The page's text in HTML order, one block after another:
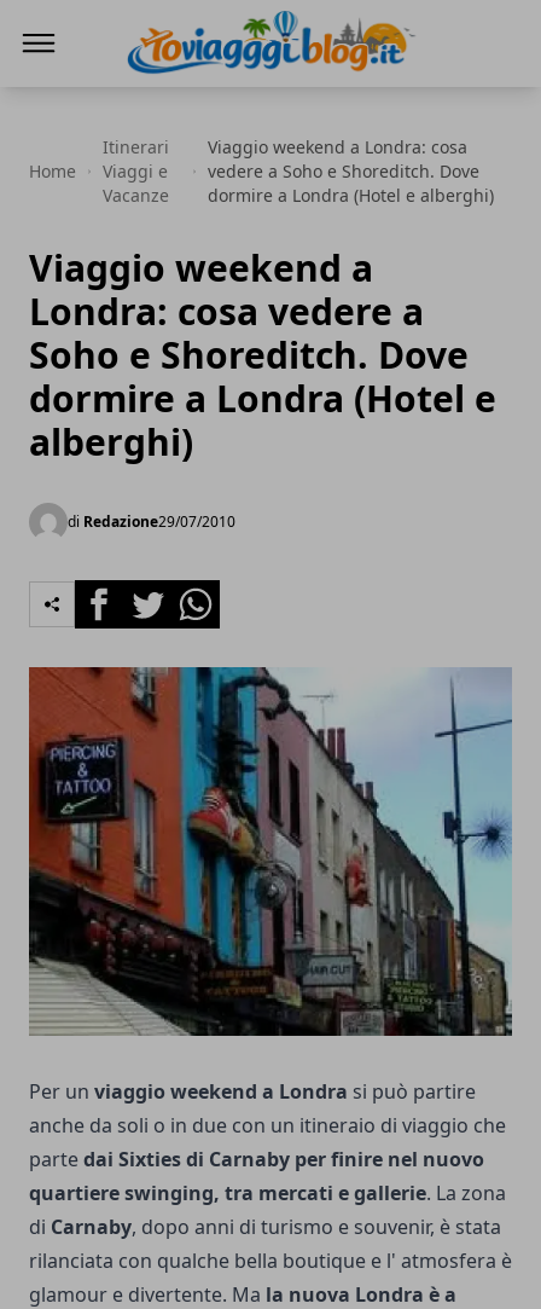
Home
Itinerari
Viaggi e
Vacanze
Viaggio weekend a Londra: cosa
vedere a Soho e Shoreditch. Dove
dormire a Londra (Hotel e alberghi)
Viaggio weekend a
Londra: cosa vedere a
Soho e Shoreditch. Dove
dormire a Londra (Hotel e
alberghi)
di Redazione29/07/2010
FacebookTwitterWhatsapp
Per un viaggio weekend a Londra si può partire
anche da soli o in due con un itineraio di viaggio che
partedai Sixties di Carnaby per finire nel nuovo
quartiere swinging, tra mercati e gallerie. La zona
di Carnaby, dopo anni di turismo e souvenir, è stata
rilanciata con qualche bella boutique e l' atmosfera è
glamour e divertente. Ma la nuova Londra è a